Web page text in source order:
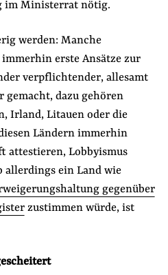
im Ministerrat nötig.
werden: Manche
erste Ansätze zur
verpflichtender, allesamt
dazu gehören
Irland, Litauen oder die
Ländern immerhin
attestieren, Lobbyismus
allerdings ein Land wie
gegenüber
zustimmen würde, ist